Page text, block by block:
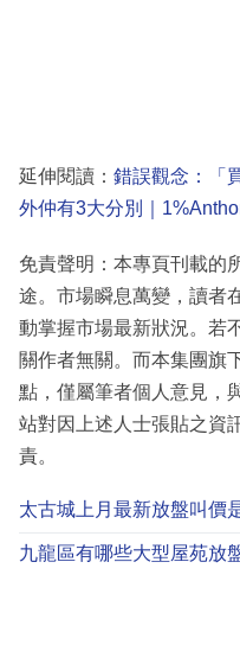
延伸閱讀： 錯誤觀念：「
外仲有3大分別｜
免責聲明：本專頁刊載的
途。市場瞬息萬變，讀者
動掌握市場最新狀況。若
關作者無關。而本集團旗
點，僅屬筆者個人意見，
站對因上述人士張貼之資
責。
太古城上月最新放盤叫價
九龍區有哪些大型屋苑放